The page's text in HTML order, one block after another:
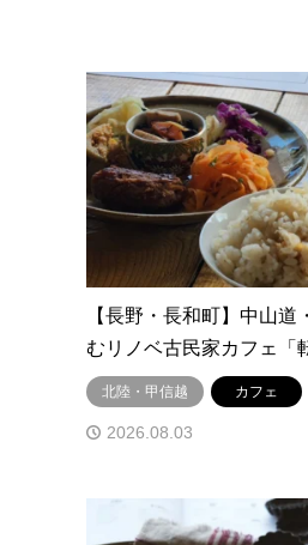
【長野・長和町】中山道
むリノベ古民家カフェ「
北陸・甲信越 カフェ
2026.08.03